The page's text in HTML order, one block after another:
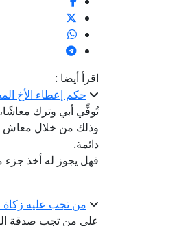
اقرأ أيضا :
حكم إعطاء الأخ
تُوفِّي أبي وترك
وذلك من خلال معاش
دائمة.
فهل يجوز له أخذ
من تجب عليه زكاة
على من تجب صدقة